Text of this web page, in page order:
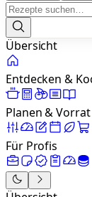
Übersicht
Entdecken &
Planen & Vorrat
Für Profis